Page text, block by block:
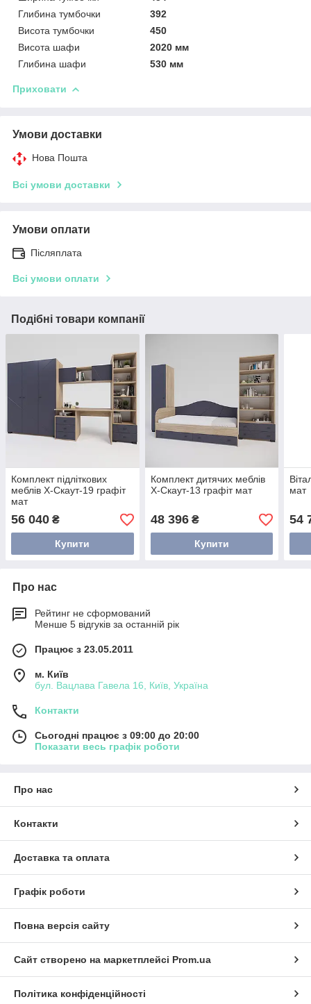
Глибина тумбочки
392
Висота тумбочки
450
Висота шафи
2020 мм
Глибина шафи
530 мм
Приховати
Умови доставки
Нова Пошта
Всі умови доставки
Умови оплати
Післяплата
Всі умови оплати
Подібні товари компанії
Комплект підліткових
меблів Х-Скаут-19 графіт
мат
56 040 ₴
Купити
Комплект дитячих меблів
Х-Скаут-13 графіт мат
48 396₴
Купити
мат
54
Про нас
Рейтинг не сформований
Менше 5 відгуків за останній рік
Працює з 23.05.2011
м. Київ
бул. Вацлава Гавела 16, Київ, Україна
Контакти
Сьогодні працює з 09:00 до 20:00
Показати весь графік роботи
Про нас
Контакти
Доставка та оплата
Графік роботи
Повна версія сайту
Сайт створено на маркетплейсі Prom.ua
Політика конфіденційності